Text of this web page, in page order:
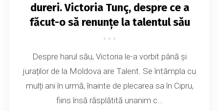
dureri. Victoria Tunç, despre ce a
făcut-o să renunțe la talentul său
Despre harul său, Victoria le-a vorbit până și
juraților de la Moldova are Talent. Se întâmpla cu
mulți ani în urmă, înainte de plecarea sa în Cipru,
fiins însă răsplătită unanim c...